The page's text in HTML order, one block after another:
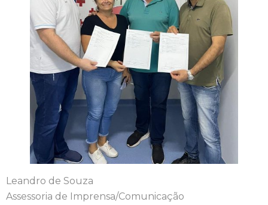
Leandro de Souza
Assessoria de Imprensa/Comunicação